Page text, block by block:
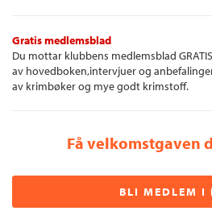
Gratis medlemsblad
Du mottar klubbens medlemsblad
av hovedboken,intervjuer og
av krimbøker og mye godt krimstoff.
Få velkomstgaven
BLI MEDLEM I